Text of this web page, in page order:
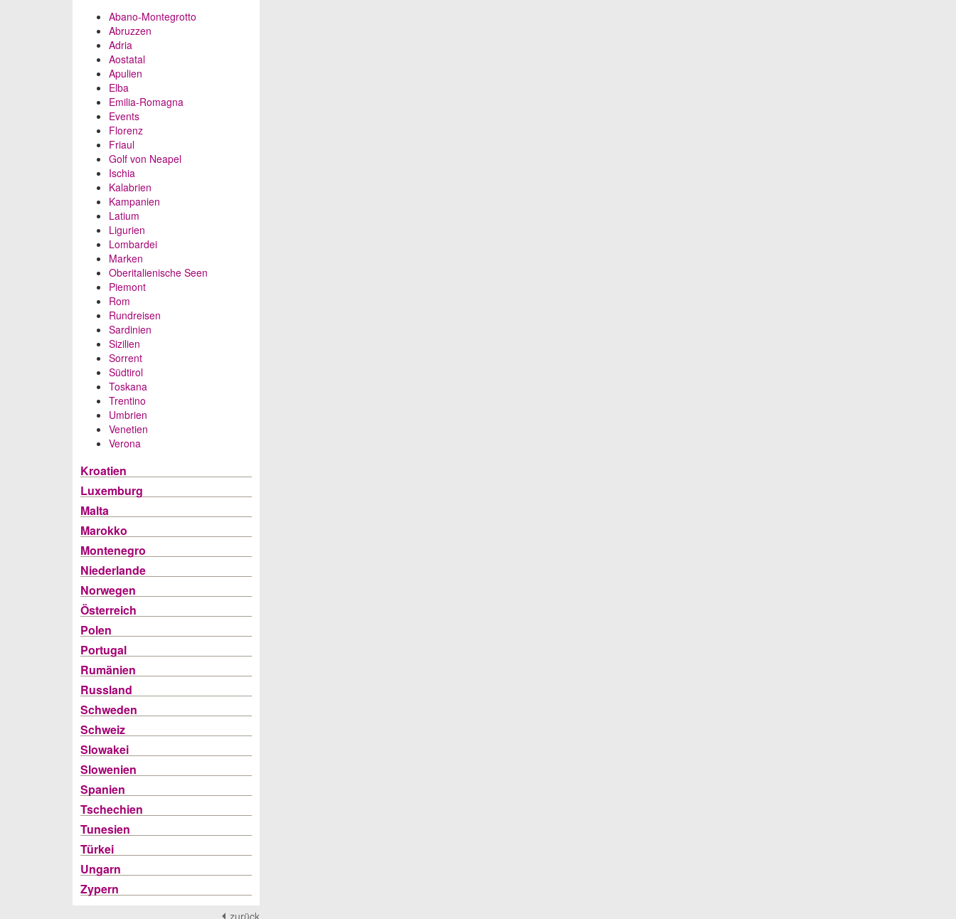
Abano-Montegrotto
Abruzzen
Adria
Aostatal
Apulien
Elba
Emilia-Romagna
Events
Florenz
Friaul
Golf von Neapel
Ischia
Kalabrien
Kampanien
Latium
Ligurien
Lombardei
Marken
Oberitalienische Seen
Piemont
Rom
Rundreisen
Sardinien
Sizilien
Sorrent
Südtirol
Toskana
Trentino
Umbrien
Venetien
Verona
Kroatien
Luxemburg
Malta
Marokko
Montenegro
Niederlande
Norwegen
Österreich
Polen
Portugal
Rumänien
Russland
Schweden
Schweiz
Slowakei
Slowenien
Spanien
Tschechien
Tunesien
Türkei
Ungarn
Zypern
zurück